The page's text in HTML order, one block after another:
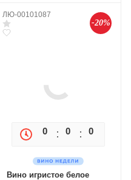
ЛЮ-00101087
-20%
0 0 0
Вино игристое белое